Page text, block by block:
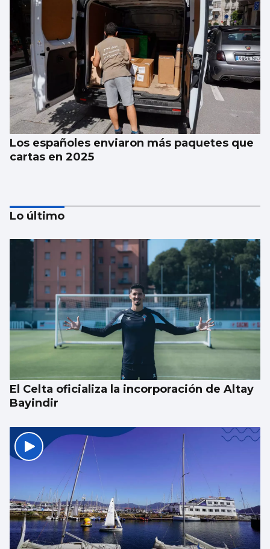
Los españoles enviaron más paquetes que
cartas en 2025
La estadística sugiere que no habrá nubes
el día del eclipse
Lo último
El Celta oficializa la incorporación de Altay
Bayindir